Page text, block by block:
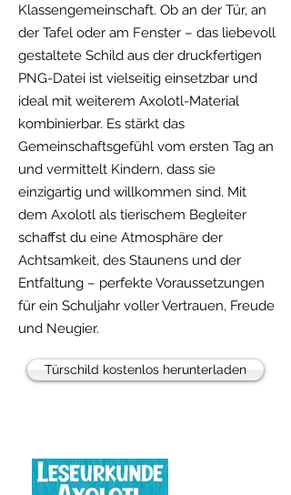
Klassengemeinschaft. Ob an der Tür, an
der Tafel oder am Fenster – das liebevoll
gestaltete Schild aus der druckfertigen
PNG-Datei ist vielseitig einsetzbar und
ideal mit weiterem Axolotl-Material
kombinierbar. Es stärkt das
Gemeinschaftsgefühl vom ersten Tag an
und vermittelt Kindern, dass sie
einzigartig und willkommen sind. Mit
dem Axolotl als tierischem Begleiter
schaffst du eine Atmosphäre der
Achtsamkeit, des Staunens und der
Entfaltung – perfekte Voraussetzungen
für ein Schuljahr voller Vertrauen, Freude
und Neugier.
Türschild kostenlos herunterladen